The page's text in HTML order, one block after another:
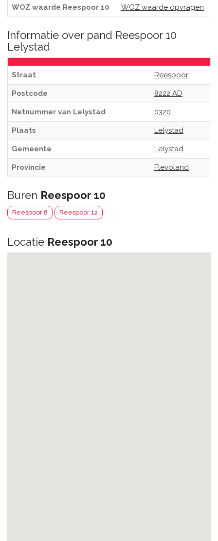
WOZ waarde Reespoor 10 WOZ waarde opvragen
Informatie over pand Reespoor 10
Lelystad
Straat Reespoor
Postcode 8222 AD
Netnummer van Lelystad 0320
Plaats Lelystad
Gemeente Lelystad
Provincie Flevoland
Buren Reespoor 10
Reespoor 8 Reespoor 12
Locatie Reespoor 10